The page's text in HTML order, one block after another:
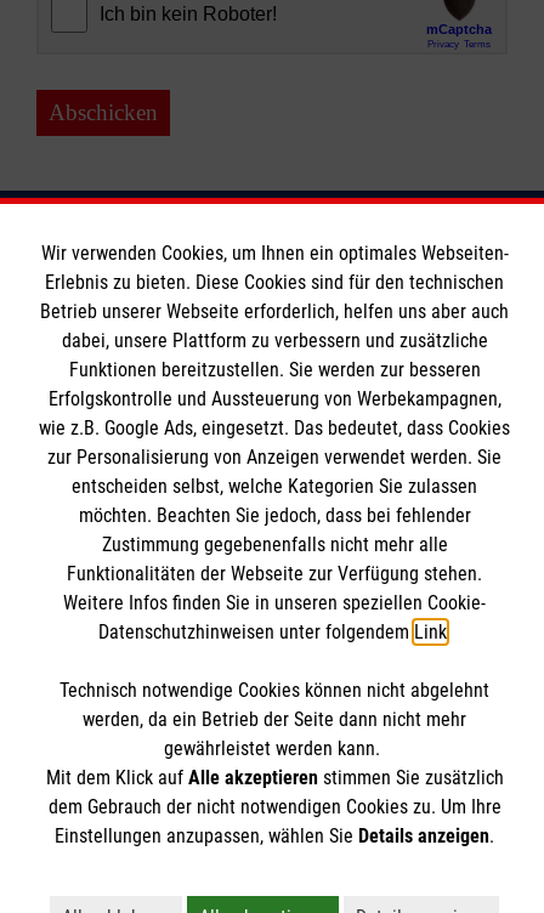
Abschicken
Soziale Netzwerke
Informationen
Kontakt
Impressum
Datenschutz
Barrierefreiheit
Malteser online
Malteserorden
Malteser International
Sharepoint
Kontakt
Malteser Jugend Diözese Trier
Metternichstraße 29a
54292 Trier
Der Malteser Hilfsdienst e.V. ist als eingetragene
gemeinnützige Organisation von der Körperschaft- und
Wir verwenden Cookies, um Ihnen ein optimales Webseiten-
Erlebnis zu bieten. Diese Cookies sind für den technischen
Betrieb unserer Webseite erforderlich, helfen uns aber auch
dabei, unsere Plattform zu verbessern und zusätzliche
Funktionen bereitzustellen. Sie werden zur besseren
Erfolgskontrolle und Aussteuerung von Werbekampagnen,
wie z.B. Google Ads, eingesetzt. Das bedeutet, dass Cookies
zur Personalisierung von Anzeigen verwendet werden. Sie
entscheiden selbst, welche Kategorien Sie zulassen
möchten. Beachten Sie jedoch, dass bei fehlender
Zustimmung gegebenenfalls nicht mehr alle
Funktionalitäten der Webseite zur Verfügung stehen.
Weitere Infos finden Sie in unseren speziellen Cookie-
Datenschutzhinweisen unter folgendem Link.
Technisch notwendige Cookies können nicht abgelehnt
werden, da ein Betrieb der Seite dann nicht mehr
gewährleistet werden kann.
Mit dem Klick auf Alle akzeptierenstimmen Sie zusätzlich
dem Gebrauch der nicht notwendigen Cookies zu. Um Ihre
Einstellungen anzupassen, wählen Sie Details anzeigen.